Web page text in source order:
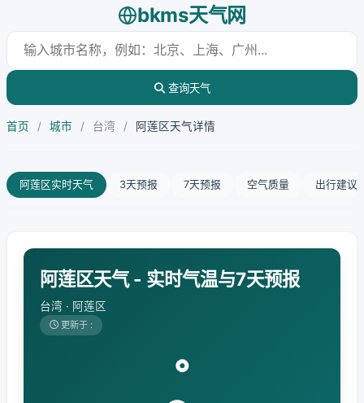
bkms天气网
查询天气
首页 / 城市 / 台湾 / 阿莲区天气详情
阿莲区实时天气 3天预报 7天预报 空气质量 出行建议
阿莲区天气 - 实时气温与7天预报
台湾 · 阿莲区
更新于 :
°